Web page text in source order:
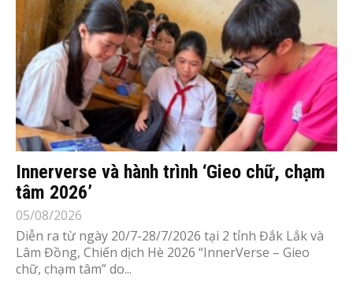
Innerverse và hành trình ‘Gieo chữ, chạm
tâm 2026’
05/08/2026
Diễn ra từ ngày 20/7-28/7/2026 tại 2 tỉnh Đắk Lắk và
Lâm Đồng, Chiến dịch Hè 2026 “InnerVerse – Gieo
chữ, chạm tâm” do...